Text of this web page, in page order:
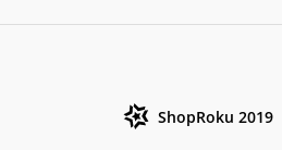
ShopRoku 2019